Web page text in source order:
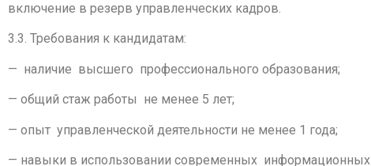
включение в резерв управленческих кадров.
3.3. Требования к кандидатам:
— наличие высшего профессионального образования;
— общий стаж работы не менее 5 лет;
— опыт управленческой деятельности не менее 1 года;
— навыки в использовании современных информационных